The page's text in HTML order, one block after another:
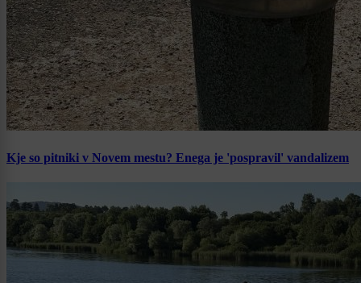
Kje so pitniki v Novem mestu? Enega je 'pospravil' vandalizem